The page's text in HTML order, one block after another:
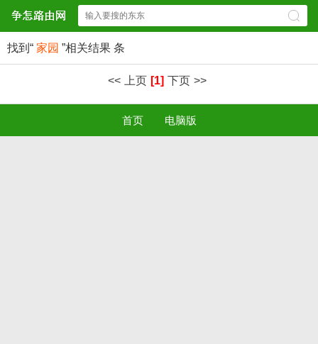
找到“ 家园 ”相关结果 条
<< 上页 [1] 下页 >>
首页 电脑版